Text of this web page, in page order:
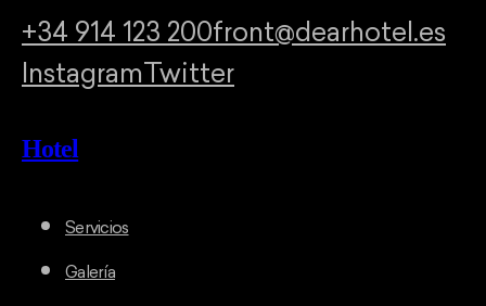
+34 914 123 200front@dearhotel.es
InstagramTwitter
Hotel
Servicios
Galería